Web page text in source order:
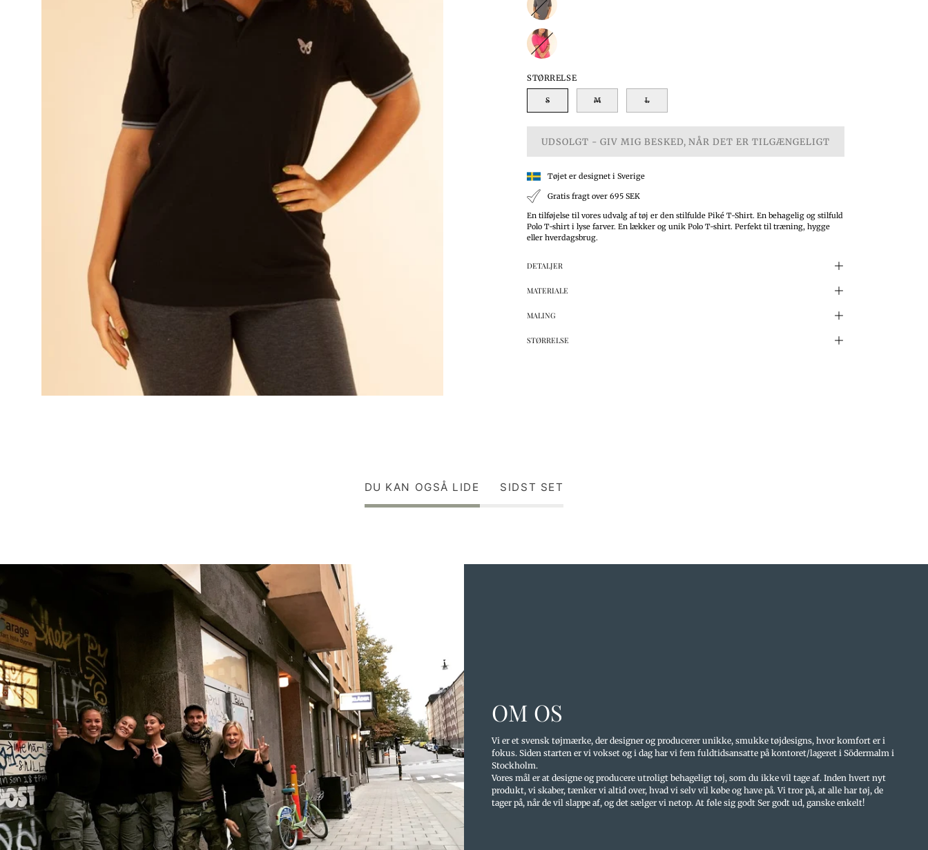
STØRRELSE
S M L
UDSOLGT - GIV MIG BESKED, NÅR DET ER TILGÆNGELIGT
Tøjet er designet i Sverige
Gratis fragt over 695 SEK
En tilføjelse til vores udvalg af tøj er den stilfulde Piké T-Shirt. En behagelig og stilfuld
Polo T-shirt i lyse farver. En lækker og unik Polo T-shirt. Perfekt til træning, hygge
eller hverdagsbrug.
DETALJER
MATERIALE
MALING
STØRRELSE
DU KAN OGSÅ LIDE SIDST SET
OM OS
Vi er et svensk tøjmærke, der designer og producerer unikke, smukke tøjdesigns, hvor komfort er i
fokus. Siden starten er vi vokset og i dag har vi fem fuldtidsansatte på kontoret/lageret i Södermalm i
Stockholm.
Vores mål er at designe og producere utroligt behageligt tøj, som du ikke vil tage af. Inden hvert nyt
produkt, vi skaber, tænker vi altid over, hvad vi selv vil købe og have på. Vi tror på, at alle har tøj, de
tager på, når de vil slappe af, og det sælger vi netop. At føle sig godt Ser godt ud, ganske enkelt!